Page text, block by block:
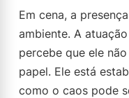
Em cena, a
ambiente. A
percebe que ele
papel. Ele está
como o caos pode